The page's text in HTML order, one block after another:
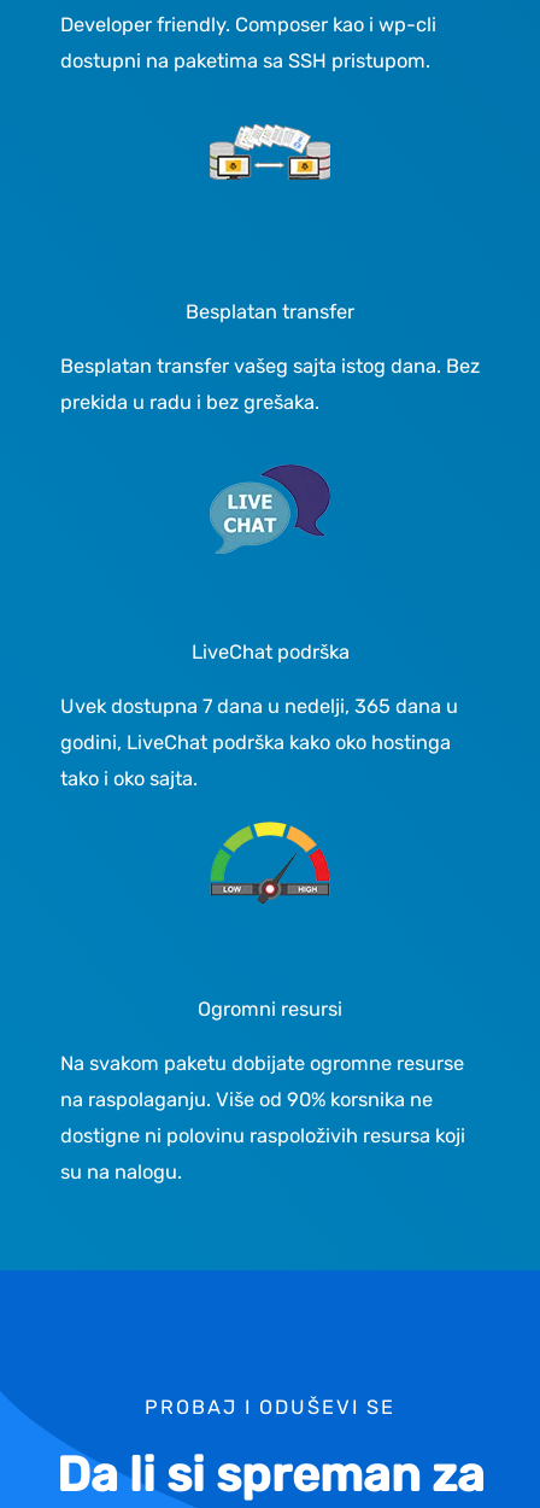
Developer friendly. Composer kao i wp-cli
dostupni na paketima sa SSH pristupom.
Besplatan transfer
Besplatan transfer vašeg sajta istog dana. Bez
prekida u radu i bez grešaka.
LiveChat podrška
Uvek dostupna 7 dana u nedelji, 365 dana u
godini, LiveChat podrška kako oko hostinga
tako i oko sajta.
Ogromni resursi
Na svakom paketu dobijate ogromne resurse
na raspolaganju. Više od 90% korsnika ne
dostigne ni polovinu raspoloživih resursa koji
su na nalogu.
PROBAJ I ODUŠEVI SE
Da li si spreman za